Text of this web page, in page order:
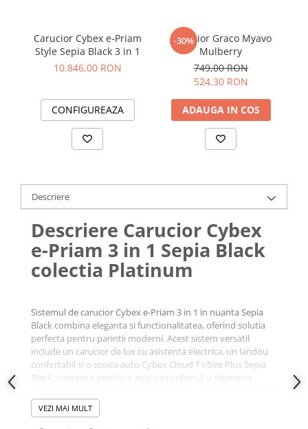
Carucior Cybex e-Priam
Style Sepia Black 3 in 1
10.846,00 RON
CONFIGUREAZA
-30%
Carucior Graco Myavo
Mulberry
749,00 RON
524,30 RON
ADAUGA IN COS
Descriere
Descriere Carucior Cybex
e-Priam 3 in 1 Sepia Black
colectia Platinum
Sistemul de carucior Cybex e-Priam 3 in 1 in nuanta Sepia
Black combina eleganta si functionalitatea, oferind solutia
perfecta pentru parintii moderni. Acest sistem versatil
include un carucior de lux cu asistenta electrica, un landou
confortabil si o scoica auto Cybex Cloud T i-Size Plus Sepia
Black, conceput pentru a asigura confortul si siguranta
ani.VEZI MAI MULT